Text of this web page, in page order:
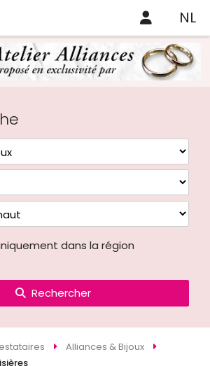
NL
dans la région
Rechercher
Alliances & Bijoux